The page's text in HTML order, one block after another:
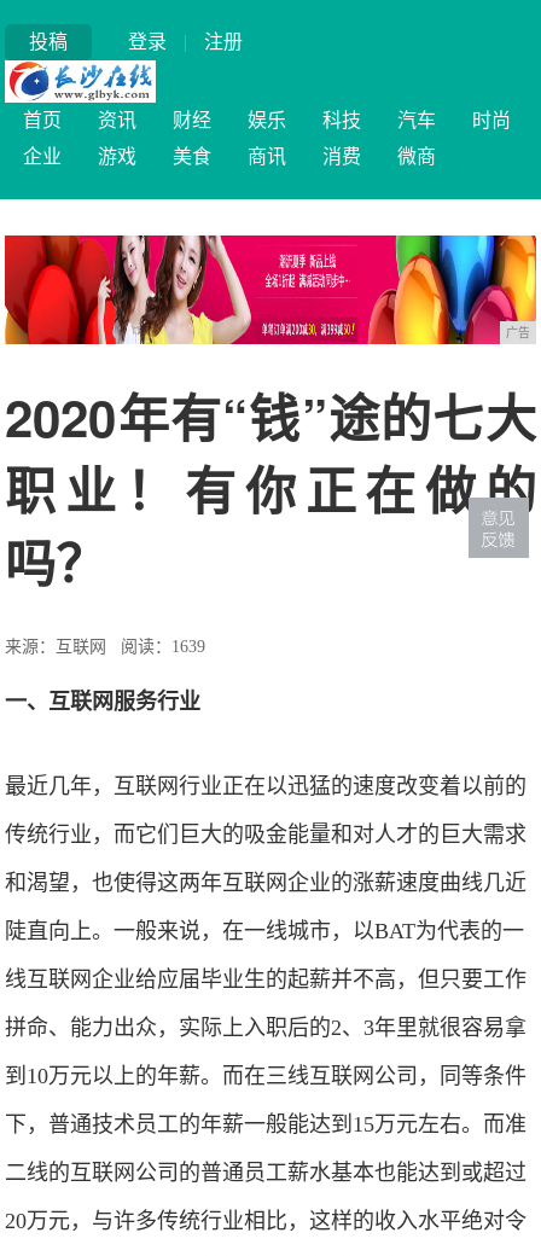
投稿 登录 | 注册
首页 资讯 财经 娱乐 科技 汽车
时尚
企业
游戏 美食 商讯 消费 微商
广告
2020年有“钱”途的七大
职业！有你正在做的
吗？
来源：互联网 阅读：1639
一、互联网服务行业
最近几年，互联网行业正在以迅猛的速度改变着以前的
传统行业，而它们巨大的吸金能量和对人才的巨大需求
和渴望，也使得这两年互联网企业的涨薪速度曲线几近
陡直向上。一般来说，在一线城市，以BAT为代表的一
线互联网企业给应届毕业生的起薪并不高，但只要工作
拼命、能力出众，实际上入职后的2、3年里就很容易拿
到10万元以上的年薪。而在三线互联网公司，同等条件
下，普通技术员工的年薪一般能达到15万元左右。而准
二线的互联网公司的普通员工薪水基本也能达到或超过
20万元，与许多传统行业相比，这样的收入水平绝对令